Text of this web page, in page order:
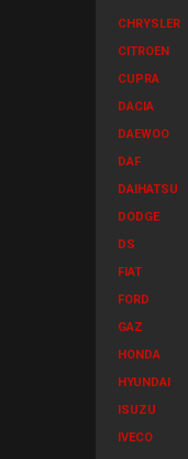
CHRYSLER
CITROEN
CUPRA
DACIA
DAEWOO
DAF
DAIHATSU
DODGE
DS
FIAT
FORD
GAZ
HONDA
HYUNDAI
ISUZU
IVECO